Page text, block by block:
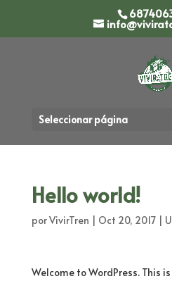
Seleccionar página
Hello world!
porVivirTren | Oct 20, 2017|
Welcome to WordPress. This